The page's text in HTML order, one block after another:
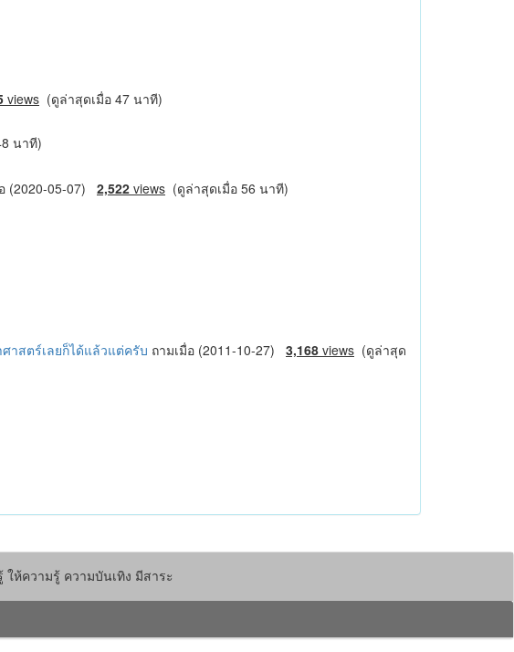
views (ดูล่าสุดเมื่อ 47 นาที)
นาที)
(2020-05-07) 2,522 views (ดูล่าสุดเมื่อ 56 นาที)
าสตร์เลยก็ได้แล้วแต่ครับ ถามเมื่อ (2011-10-27) 3,168 views (ดูล่าสุด
ห้ความรู้ ความบันเทิง มีสาระ